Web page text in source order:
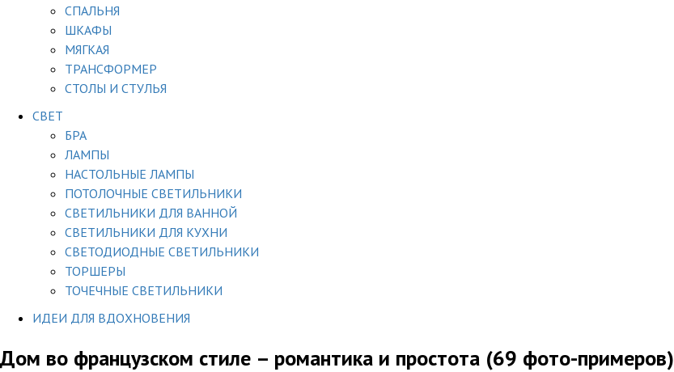
СПАЛЬНЯ
ШКАФЫ
МЯГКАЯ
ТРАНСФОРМЕР
СТОЛЫ И СТУЛЬЯ
СВЕТ
БРА
ЛАМПЫ
НАСТОЛЬНЫЕ ЛАМПЫ
ПОТОЛОЧНЫЕ СВЕТИЛЬНИКИ
СВЕТИЛЬНИКИ ДЛЯ ВАННОЙ
СВЕТИЛЬНИКИ ДЛЯ КУХНИ
СВЕТОДИОДНЫЕ СВЕТИЛЬНИКИ
ТОРШЕРЫ
ТОЧЕЧНЫЕ СВЕТИЛЬНИКИ
ИДЕИ ДЛЯ ВДОХНОВЕНИЯ
Дом во французском стиле – романтика и простота (69 фото-примеров)